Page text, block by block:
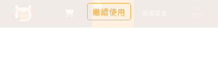
基金比較
0
繼續使用